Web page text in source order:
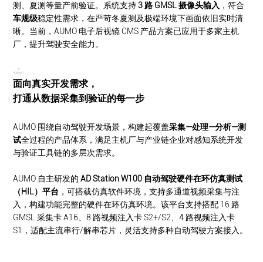
测、夏测等量产前验证。系统支持3 路 GMSL 摄像头输入 ，符合
车规级稳定性需求，在严苛冬夏测及极端环境下画面依旧实时清
晰。当前，AUMO 电子后视镜 CMS 产品方案已应用于多家主机
厂，提升驾驶安全能力。
面向真实开发需求，
打通从数据采集到验证的每一步
AUMO 围绕自动驾驶开发场景，构建起覆盖采集—处理—分析—测
试全过程的产品体系，满足主机厂与产业链企业对感知系统开发
与验证工具链的多层次需求。
AUMO 自主研发的AD Station W100 自动驾驶硬件在环仿真测试
（HIL）平台 ，可搭载仿真软件环境，支持多通道视频采集与注
入，构建功能完整的硬件在环仿真环境。该平台支持搭配 16 路
GMSL 采集卡 A16、8 路视频注入卡S2+/S2、4 路视频注入卡
S1，适配主流串行/解串芯片，灵活支持多种自动驾驶方案接入。